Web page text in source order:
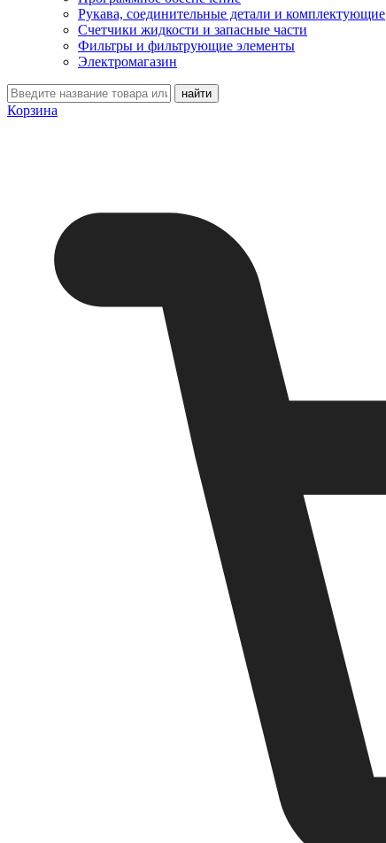
Рукава, соединительные детали и комплектующие
Счетчики жидкости и запасные части
Фильтры и фильтрующие элементы
Электромагазин
Корзина